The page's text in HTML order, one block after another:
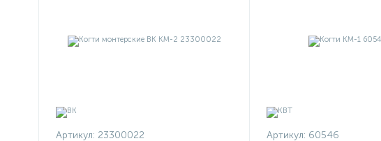
Артикул: 23300022 Артикул: 60546